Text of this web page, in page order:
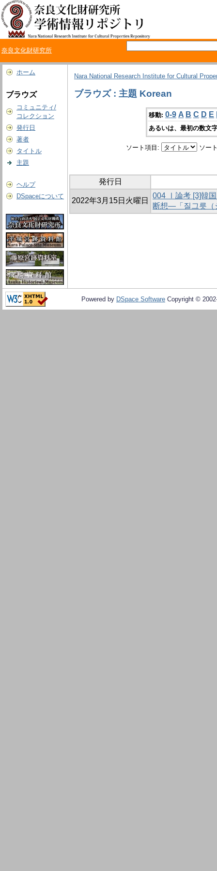
奈良文化財研究所
ホーム
ブラウズ
コミュニティ/
コレクション
発行日
著者
タイトル
主題
ヘルプ
DSpaceについて
Nara National Research Institute for Cultural
ブラウズ : 主題 Korean
移動: 0-9 A B C D E
あるいは、最初の数文
ソート項目: ソー
発行日
2022年3月15日火曜日
004 Ⅰ論考 [3]韓
断想―「질그릇（
Powered by DSpace Software Copyright ©